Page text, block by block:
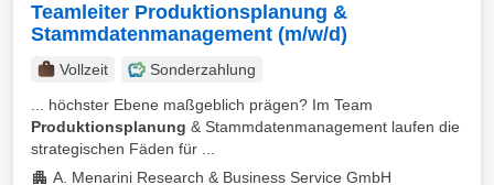
Teamleiter Produktionsplanung &
Stammdatenmanagement (m/w/d)
Vollzeit
Sonderzahlung
... höchster Ebene maßgeblich prägen? Im Team
Produktionsplanung & Stammdatenmanagement laufen die
strategischen Fäden für ...
A. Menarini Research & Business Service GmbH